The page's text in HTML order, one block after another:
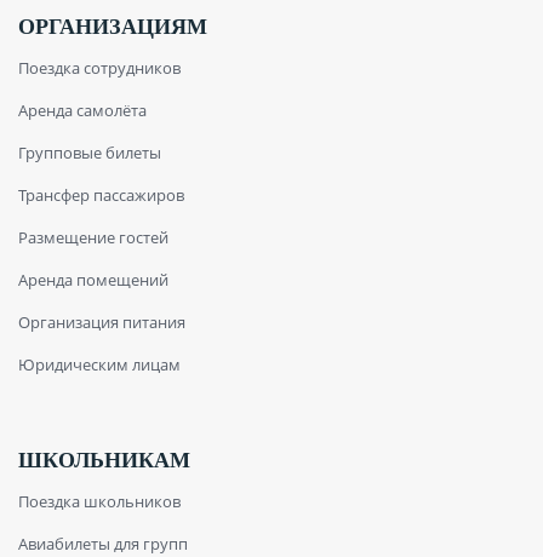
ОРГАНИЗАЦИЯМ
Поездка сотрудников
Аренда самолёта
Групповые билеты
Трансфер пассажиров
Размещение гостей
Аренда помещений
Организация питания
Юридическим лицам
ШКОЛЬНИКАМ
Поездка школьников
Авиабилеты для групп